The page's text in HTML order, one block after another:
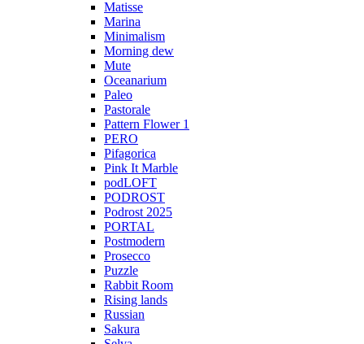
Matisse
Marina
Minimalism
Morning dew
Mute
Oceanarium
Paleo
Pastorale
Pattern Flower 1
PERO
Pifagorica
Pink It Marble
podLOFT
PODROST
Podrost 2025
PORTAL
Postmodern
Prosecco
Puzzle
Rabbit Room
Rising lands
Russian
Sakura